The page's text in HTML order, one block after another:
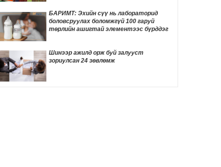
8 цаг 42 мин
ДҮН ШИНЖИЛГЭЭ: Америк- Хятадын
эмзэг харилцаа
8 цаг 53 мин
Д.Трамп төрөлхийн иргэншлийг дахин
хязгаарлахыг оролдлоо
БАРИМТ: Эхийн сүү нь лабораторид
боловсруулах боломжгүй 100 гаруй
төрлийн ашигтай элементээс бүрддэг
Шинээр ажилд орж буй залууст
зориулсан 24 зөвлөмж